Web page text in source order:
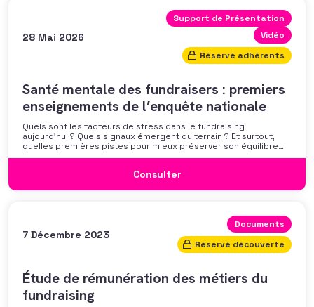
28 Mai 2026
Support de Présentation
Vidéo
Réservé adhérents
Santé mentale des fundraisers : premiers
enseignements de l’enquête nationale
Quels sont les facteurs de stress dans le fundraising
aujourd’hui ? Quels signaux émergent du terrain ? Et surtout,
quelles premières pistes pour mieux préserver son équilibre
professionnel ? L’AFF vous propose un webinaire pour découvrir
discussion autour des mécanismes
Consulter
7 Décembre 2023
Documents
Réservé découverte
Étude de rémunération des métiers du
fundraising